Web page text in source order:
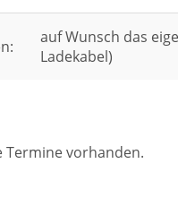
auf Wunsch das
Ladekabel)
Termine vorhanden.